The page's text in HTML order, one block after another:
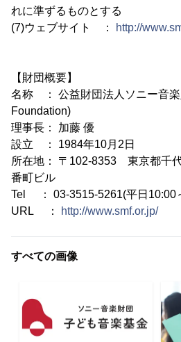
れに準ずるものとする
(7)ウェブサイト ：
http://
【財団概要】
名称 ： 公益財団法人ソニー音
Foundation)
理事長： 加藤 優
設立 ： 1984年10月2日
所在地： 〒102-8353 東京都千
番町ビル
Tel ： 03-3515-5261(平日10:00
URL ：
http://www.smf.or.jp/
すべての画像